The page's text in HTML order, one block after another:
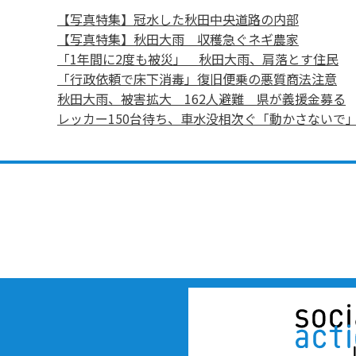
【写真特集】冠水した秋田中央道路の内部
【写真特集】秋田大雨 収穫急ぐネギ農家
「1年間に2度も被災」 秋田大雨、肩落とす住民
「行政依頼で床下消毒」復旧便乗の悪質商法注意
秋田大雨、被害拡大 162人避難 県が義援金募る
レッカー150台待ち、車水没相次ぐ「動かさないで